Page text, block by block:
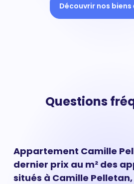
Découvrir nos biens
Questions
Appartement Camille
dernier prix au m² des
situés à Camille